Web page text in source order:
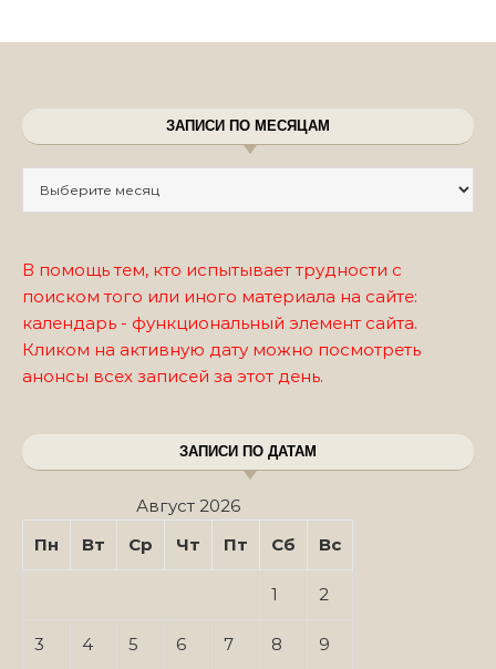
ЗАПИСИ ПО МЕСЯЦАМ
В помощь тем, кто испытывает трудности с
поиском того или иного материала на сайте:
календарь - функциональный элемент сайта.
Кликом на активную дату можно посмотреть
анонсы всех записей за этот день.
ЗАПИСИ ПО ДАТАМ
Август 2026
Пн
Вт Ср Чт Пт Сб Вс
1 2
3 4 5 6 7 8 9